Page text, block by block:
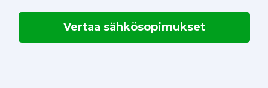
Vertaa sähkösopimukset